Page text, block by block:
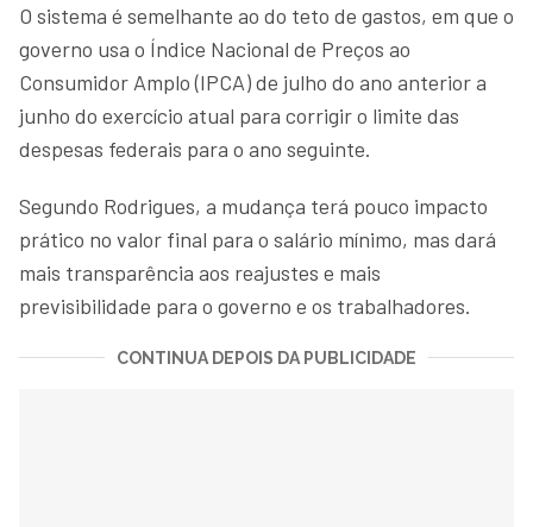
O sistema é semelhante ao do teto de gastos, em que o
governo usa o Índice Nacional de Preços ao
Consumidor Amplo (IPCA) de julho do ano anterior a
junho do exercício atual para corrigir o limite das
despesas federais para o ano seguinte.
Segundo Rodrigues, a mudança terá pouco impacto
prático no valor final para o salário mínimo, mas dará
mais transparência aos reajustes e mais
previsibilidade para o governo e os trabalhadores.
CONTINUA DEPOIS DA PUBLICIDADE